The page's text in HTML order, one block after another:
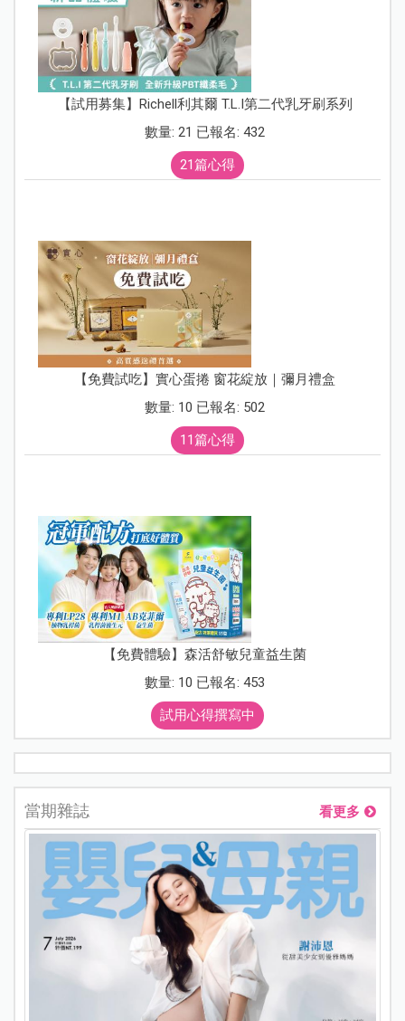
【試用募集】Richell利其爾 T.L.I第二代乳牙刷系列
數量: 21 已報名: 432
21篇心得
【免費試吃】實心蛋捲 窗花綻放｜彌月禮盒
數量: 10 已報名: 502
11篇心得
【免費體驗】森活舒敏兒童益生菌
數量: 10 已報名: 453
試用心得撰寫中
當期雜誌 看更多